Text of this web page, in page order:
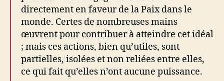
directement en faveur de la Paix dans le
monde. Certes de nombreuses mains
œuvrent pour contribuer à atteindre cet idéal
; mais ces actions, bien qu’utiles, sont
partielles, isolées et non reliées entre elles,
ce qui fait qu’elles n’ont aucune puissance.